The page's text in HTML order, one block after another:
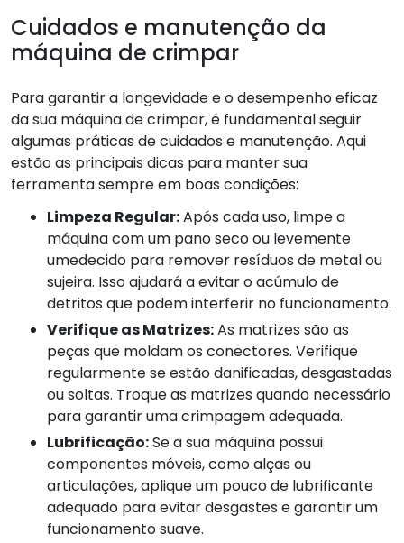
Cuidados e manutenção da
máquina de crimpar
Para garantir a longevidade e o desempenho eficaz
da sua máquina de crimpar, é fundamental seguir
algumas práticas de cuidados e manutenção. Aqui
estão as principais dicas para manter sua
ferramenta sempre em boas condições:
Limpeza Regular:Após cada uso, limpe a
máquina com um pano seco ou levemente
umedecido para remover resíduos de metal ou
sujeira. Isso ajudará a evitar o acúmulo de
detritos que podem interferir no funcionamento.
Verifique as Matrizes:As matrizes são as
peças que moldam os conectores. Verifique
regularmente se estão danificadas, desgastadas
ou soltas. Troque as matrizes quando necessário
para garantir uma crimpagem adequada.
Lubrificação:Se a sua máquina possui
componentes móveis, como alças ou
articulações, aplique um pouco de lubrificante
adequado para evitar desgastes e garantir um
funcionamento suave.